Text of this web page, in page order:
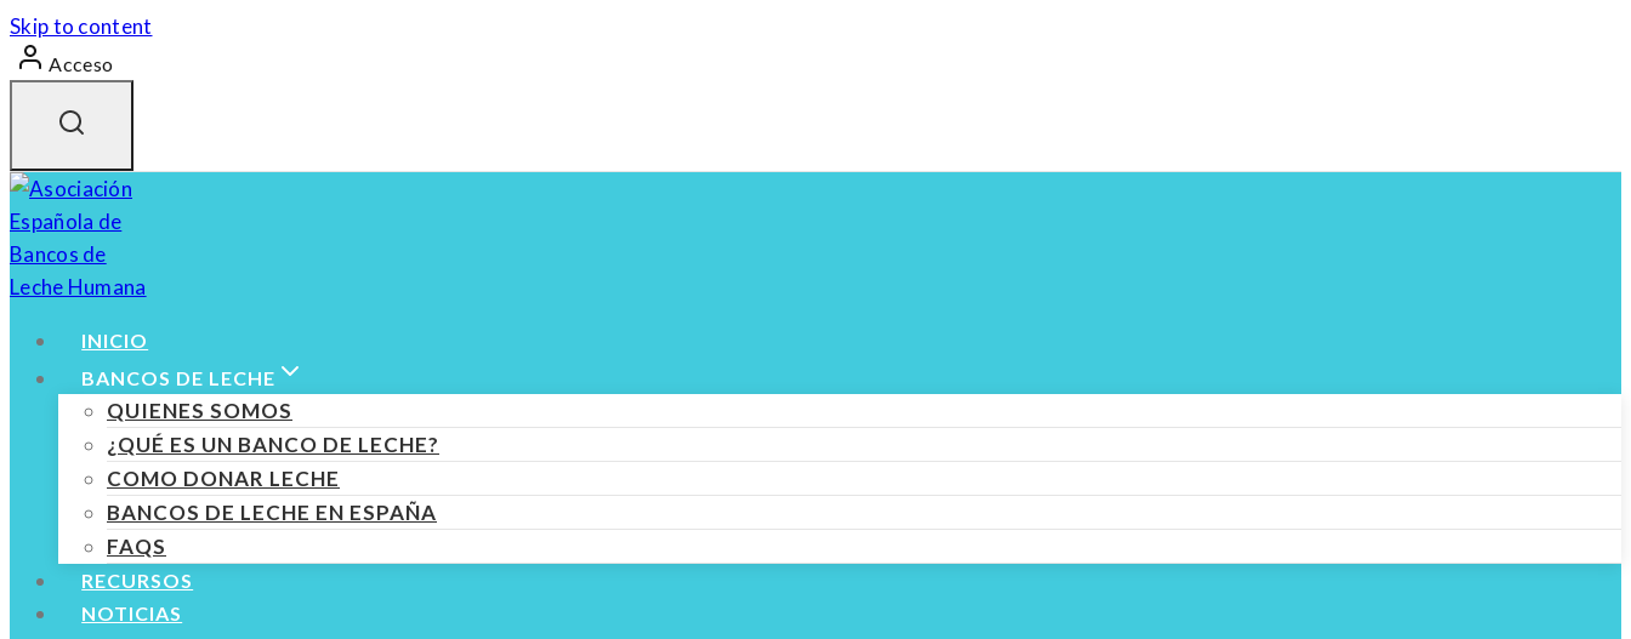
Skip to content
Acceso
INICIO
BANCOS DE LECHE
QUIENES SOMOS
¿QUÉ ES UN BANCO DE LECHE?
COMO DONAR LECHE
BANCOS DE LECHE EN ESPAÑA
FAQS
RECURSOS
NOTICIAS